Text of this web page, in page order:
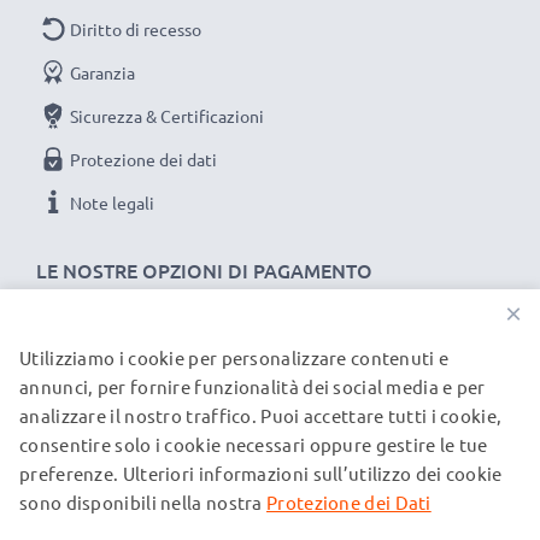
notebook sono sottoposte a rigidi e prolungati test
durante l’intera produzione, rispettando tutti i più alti
standard vigenti nell’Unione Europea. Per questo
siamo orgogliosi di fornirti una garanzia di ben 3 anni.
La scelta ecosostenibile che ti fa anche risparmiare
Sostituisci la batteria, non il portatile! È la scelta più
Scegli CELLONIC, scegli la lunga durata, non fare
LE NOSTRE OPZIONI DI PAGAMENTO
Diritto di recesso
Garanzia
Sicurezza & Certificazioni
Protezione dei dati
Note legali
I NOSTRI PARTNER DI SPEDIZIONE
© subtel.it 2026
Tutti i prezzi includono l'IVA e sono esclusi i costi di
spedizione. Si prega di notare che tutti i marchi menzionati
×
Utilizziamo i cookie per personalizzare contenuti e
annunci, per fornire funzionalità dei social media e per
analizzare il nostro traffico. Puoi accettare tutti i cookie,
consentire solo i cookie necessari oppure gestire le tue
preferenze. Ulteriori informazioni sull’utilizzo dei cookie
sono disponibili nella nostra Protezione dei Dati